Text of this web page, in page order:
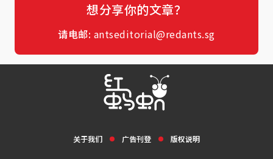
想分享你的文章？
请电邮: antseditorial@redants.sg
关于我们 广告刊登 版权说明